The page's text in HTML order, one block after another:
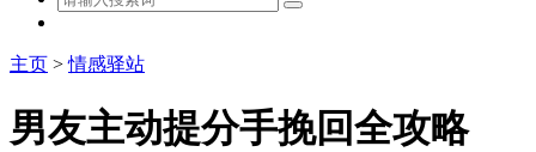
主页 >情感驿站
男友主动提分手挽回全攻略